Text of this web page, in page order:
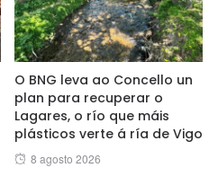
O BNG leva ao Concello un
plan para recuperar o
Lagares, o río que máis
plásticos verte á ría de Vigo
Posted
8 agosto 2026